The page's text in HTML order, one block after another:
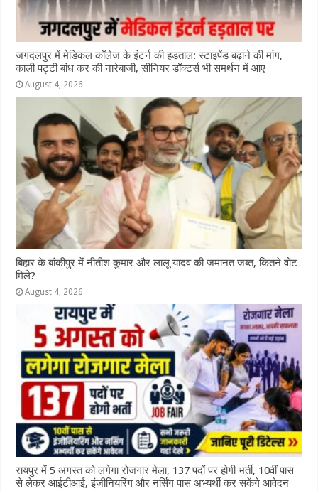
जगदलपुर में मेडिकल कॉलेज के इंटर्न की हड़ताल: स्टाइपेंड बढ़ाने की मांग,
काली पट्टी बांध कर की नारेबाजी, सीनियर डॉक्टर्स भी समर्थन में आए
August 4, 2026
ब‍िहार के बांकीपुर में न‍ीतीश कुमार और लालू यादव की जमानत जब्‍त, कितने वोट
मिले?
August 4, 2026
रायपुर में 5 अगस्त को लगेगा रोजगार मेला, 137 पदों पर होगी भर्ती, 10वीं पास
से लेकर आईटीआई, इंजीनियरिंग और नर्सिंग पास अभ्यर्थी कर सकेंगे आवेदन